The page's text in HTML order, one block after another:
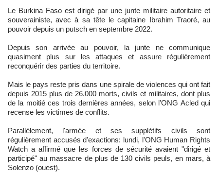
Le Burkina Faso est dirigé par une junte militaire autoritaire et
souverainiste, avec à sa tête le capitaine Ibrahim Traoré, au
pouvoir depuis un putsch en septembre 2022.
Depuis son arrivée au pouvoir, la junte ne communique
quasiment plus sur les attaques et assure régulièrement
reconquérir des parties du territoire.
Mais le pays reste pris dans une spirale de violences qui ont fait
depuis 2015 plus de 26.000 morts, civils et militaires, dont plus
de la moitié ces trois dernières années, selon l'ONG Acled qui
recense les victimes de conflits.
Parallèlement, l'armée et ses supplétifs civils sont
régulièrement accusés d'exactions: lundi, l'ONG Human Rights
Watch a affirmé que les forces de sécurité avaient "dirigé et
participé" au massacre de plus de 130 civils peuls, en mars, à
Solenzo (ouest).